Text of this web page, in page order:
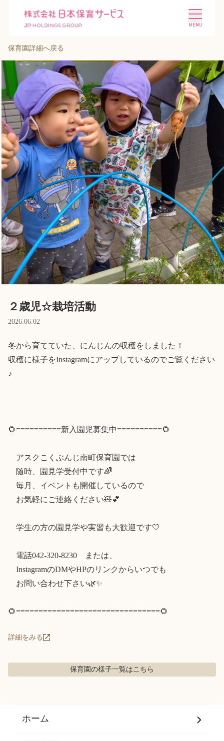
施設を探す 選ばれる理由
会社概要 ニュース
投資家情報 採用情報
Language
ホーム
利用者の声
プライバシーポリシー
保育園詳細へ戻る
２歳児☆栽培活動
2026.06.02
冬から育てていた、にんじんの収穫をしました！
収穫に様子をInstagramにアップしているのでご覧ください
♪
🌻==========新入園児募集中==========🌻
アスクこくぶんじ南町保育園では
随時、園見学受付中です🌈
毎月、イベントも開催しているので
お気軽にご連絡ください🧸💕
学生の方の園見学や実習も大歓迎です🤍
電話042-320-8230　または、
InstagramのDMやHPのリンクからいつでも
お問い合わせ下さい🌿✨️
🌻================================🌻
詳細をみる
保育園の様子一覧はこちら
ホーム